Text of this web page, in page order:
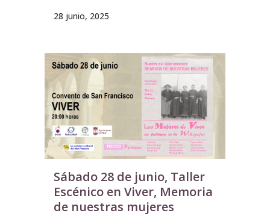
28 junio, 2025
Sábado 28 de junio, Taller
Escénico en Viver, Memoria
de nuestras mujeres